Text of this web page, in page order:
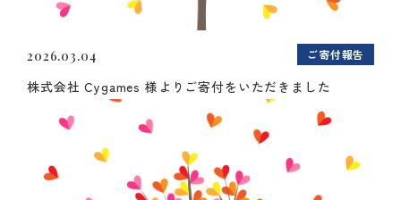
2026.03.04 ご寄付報告
株式会社 Cygames 様よりご寄付をいただきました